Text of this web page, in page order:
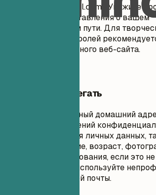
имя.фамилия@gmail.com). Укажите
для полного представления о вашем
профессиональном пути. Для
или дизайнерских ролей
портфолио или личного веб-сайта.
Чего лучше избегать
Не указывайте полный домашний
улицу) из соображений
Избегайте указания личных данных,
семейное положение, возраст,
социального страхования, если это
вашей стране. Не используйте
адреса электронной почты.